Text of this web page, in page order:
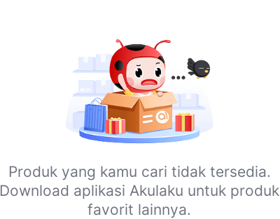
Produk yang kamu cari tidak tersedia.
Download aplikasi Akulaku untuk produk
favorit lainnya.